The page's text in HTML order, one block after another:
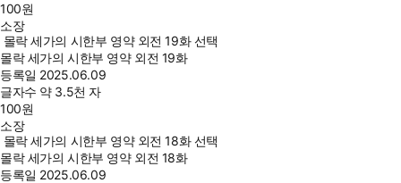
100원
소장
몰락 세가의 시한부 영약 외전 19화 선택
몰락 세가의 시한부 영약 외전 19화
등록일 2025.06.09
글자수 약 3.5천 자
100원
소장
몰락 세가의 시한부 영약 외전 18화 선택
몰락 세가의 시한부 영약 외전 18화
등록일 2025.06.09